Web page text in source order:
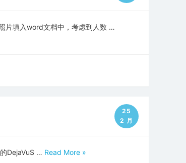
片填入word文档中，考虑到人数 …
25
2 月
DejaVuS … Read More »